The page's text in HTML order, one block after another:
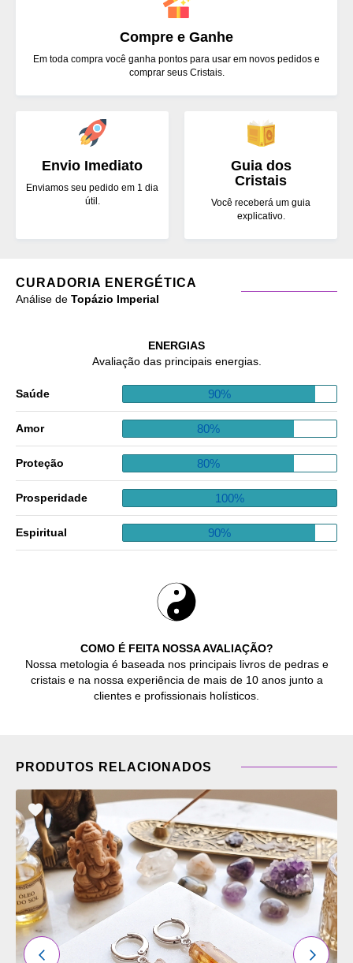
Envio Imediato
Enviamos seu pedido em 1 dia
útil.
Compre e Ganhe
Em toda compra você ganha pontos para usar em novos pedidos e
comprar seus Cristais.
Guia dos
Cristais
Você receberá um guia
explicativo.
CURADORIA ENERGÉTICA
Análise de Topázio Imperial
COMO É FEITA NOSSA AVALIAÇÃO?
Nossa metologia é baseada nos principais livros de pedras e
cristais e na nossa experiência de mais de 10 anos junto a
clientes e profissionais holísticos.
ENERGIAS
Avaliação das principais energias.
Saúde 90%
Amor 80%
Proteção 80%
Prosperidade 100%
Espiritual 90%
PRODUTOS RELACIONADOS
ADICIONAR
OS
FAVORITOS
ANTERIOR